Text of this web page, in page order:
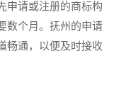
申请或注册的商标构
数个月。抚州的申请
畅通，以便及时接收